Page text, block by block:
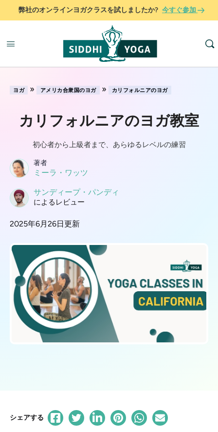
弊社のオンラインヨガクラスを試しましたか? 今すぐ参加
ヨガ » アメリカ合衆国のヨガ » カリフォルニアのヨガ
カリフォルニアのヨガ教室
初心者から上級者まで、あらゆるレベルの練習
著者
ミーラ・ワッツ
サンディープ・パンディ
によるレビュー
2025年6月26日更新
シェアする